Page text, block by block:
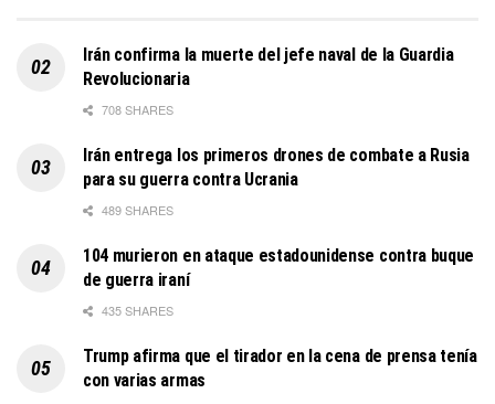
Irán confirma la muerte del jefe naval de la Guardia
Revolucionaria
708 SHARES
Irán entrega los primeros drones de combate a Rusia
para su guerra contra Ucrania
489 SHARES
104 murieron en ataque estadounidense contra buque
de guerra iraní
435 SHARES
Trump afirma que el tirador en la cena de prensa tenía
con varias armas